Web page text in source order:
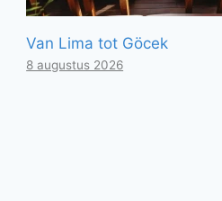
Van Lima tot Göcek
8 augustus 2026